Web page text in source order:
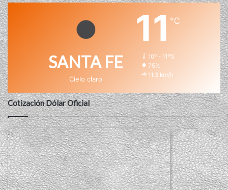
SANTA FE
Cielo claro
11℃
10º - 11º%
75%
11.3 km/h
Cotización Dólar Oficial